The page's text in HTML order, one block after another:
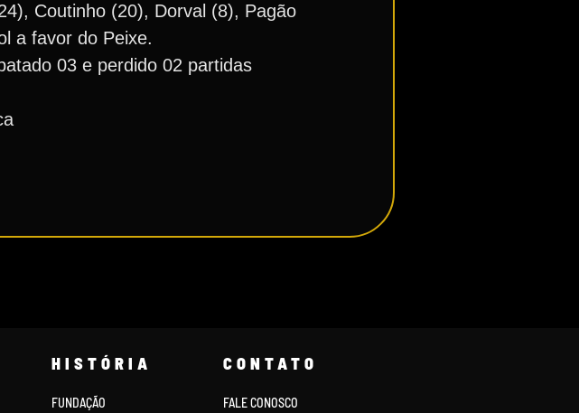
Coutinho (20), Dorval (8), Pagão
a favor do Peixe.
03 e perdido 02 partidas
HISTÓRIA
FUNDAÇÃO
CONTATO
FALE CONOSCO